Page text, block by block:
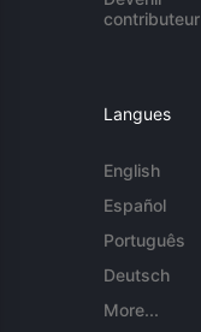
contributeur
Langues
English
Español
Português
Deutsch
More...